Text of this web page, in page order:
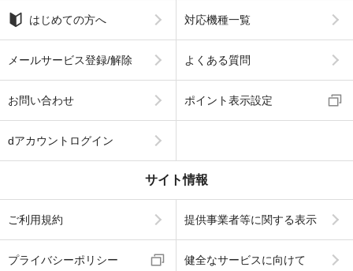
はじめての方へ 対応機種一覧
メールサービス登録/解除 よくある質問
お問い合わせ ポイント表示設定
dアカウントログイン
サイト情報
ご利用規約 提供事業者等に関する表示
プライバシーポリシー 健全なサービスに向けて